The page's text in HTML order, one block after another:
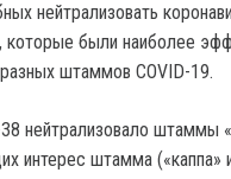
нейтрализовать
которые были наиболее
штаммов COVID-19.
нейтрализовало штаммы
интерес штамма («каппа»